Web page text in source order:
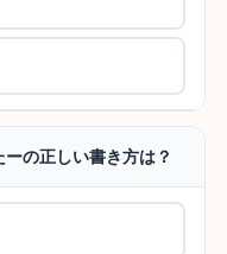
の正しい書き方は？